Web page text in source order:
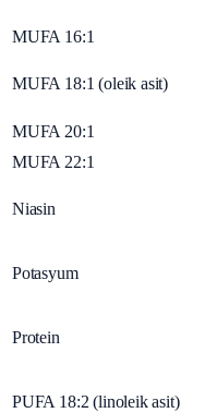
MUFA 16:1
MUFA 18:1 (oleik asit)
MUFA 20:1
MUFA 22:1
Niasin
Potasyum
Protein
PUFA 18:2 (linoleik asit)